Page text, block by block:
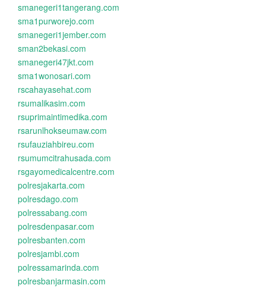
smanegeri1tangerang.com
sma1purworejo.com
smanegeri1jember.com
sman2bekasi.com
smanegeri47jkt.com
sma1wonosari.com
rscahayasehat.com
rsumalikasim.com
rsuprimaintimedika.com
rsarunlhokseumaw.com
rsufauziahbireu.com
rsumumcitrahusada.com
rsgayomedicalcentre.com
polresjakarta.com
polresdago.com
polressabang.com
polresdenpasar.com
polresbanten.com
polresjambi.com
polressamarinda.com
polresbanjarmasin.com